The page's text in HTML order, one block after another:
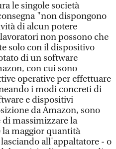
le singole società
"non dispongono
di alcun potere
non possono che
solo con il dispositivo
di un software
con cui sono
operative per effettuare
i modi concreti di
e dispositivi
da Amazon, sono
massimizzare la
maggior quantità
all'appaltatore - o